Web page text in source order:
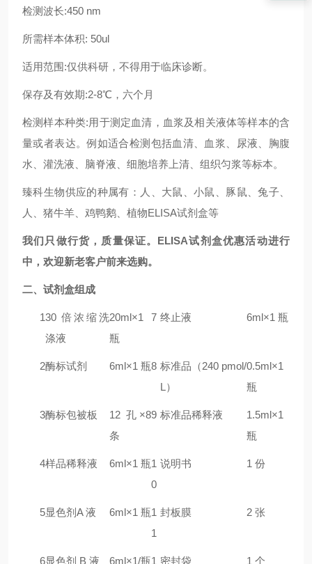
检测波长:450 nm
所需样本体积: 50ul
适用范围:仅供科研，不得用于临床诊断。
保存及有效期:2-8℃，六个月
检测样本种类:用于测定血清，血浆及相关液体等样本的含
量或者表达。例如适合检测包括血清、血浆、尿液、胸腹
水、灌洗液、脑脊液、细胞培养上清、组织匀浆等标本。
臻科生物供应的种属有：人、大鼠、小鼠、豚鼠、兔子、
人、猪牛羊、鸡鸭鹅、植物ELISA试剂盒等
我们只做行货，质量保证。ELISA试剂盒优惠活动进行
中，欢迎新老客户前来选购。
二、试剂盒组成
130 倍浓缩洗
涤液
20ml×1
瓶
7 终止液 6ml×1 瓶
2酶标试剂 6ml×1 瓶8 标准品（240 pmol/
L）
0.5ml×1
瓶
3酶标包被板
12 孔×8
条
9 标准品稀释液
1.5ml×1
瓶
4样品稀释液 6ml×1 瓶1
0
说明书 1 份
5显色剂A 液 6ml×1 瓶1
1
封板膜 2 张
6显色剂 B 液 6ml×1/瓶1 密封袋 1 个